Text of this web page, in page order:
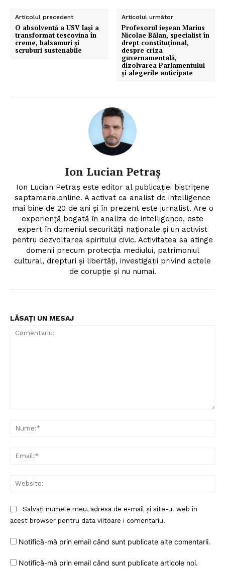
Articolul precedent
O absolventă a USV Iași a
transformat tescovina în
creme, balsamuri și
scruburi sustenabile
Articolul următor
Profesorul ieșean Marius
Nicolae Bălan, specialist în
drept constituțional,
despre criza
guvernamentală,
dizolvarea Parlamentului
și alegerile anticipate
Ion Lucian Petraș
Ion Lucian Petraș este editor al publicației bistrițene
saptamana.online. A activat ca analist de intelligence
mai bine de 20 de ani și în prezent este jurnalist. Are o
experiență bogată în analiza de intelligence, este
expert în domeniul securității naționale și un activist
pentru dezvoltarea spiritului civic. Activitatea sa atinge
domenii precum protecția mediului, patrimoniul
cultural, drepturi și libertăți, investigații privind actele
de corupție și nu numai.
LĂSAȚI UN MESAJ
Salvați numele meu, adresa de e-mail și site-ul web în
acest browser pentru data viitoare i comentariu.
Notifică-mă prin email când sunt publicate alte comentarii.
Notifică-mă prin email când sunt publicate articole noi.